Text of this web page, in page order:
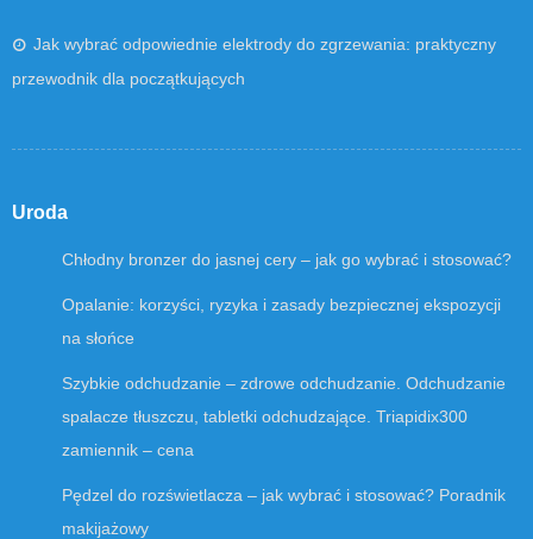
Jak wybrać odpowiednie elektrody do zgrzewania: praktyczny
przewodnik dla początkujących
Uroda
Chłodny bronzer do jasnej cery – jak go wybrać i stosować?
Opalanie: korzyści, ryzyka i zasady bezpiecznej ekspozycji
na słońce
Szybkie odchudzanie – zdrowe odchudzanie. Odchudzanie
spalacze tłuszczu, tabletki odchudzające. Triapidix300
zamiennik – cena
Pędzel do rozświetlacza – jak wybrać i stosować? Poradnik
makijażowy